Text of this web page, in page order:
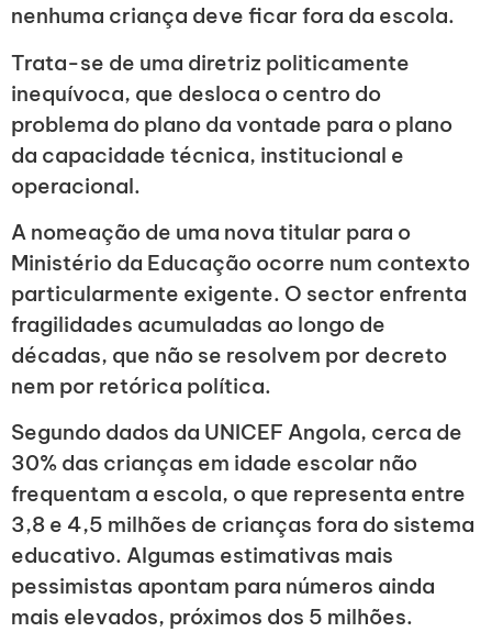
nenhuma criança deve ficar fora da escola.
Trata-se de uma diretriz politicamente
inequívoca, que desloca o centro do
problema do plano da vontade para o plano
da capacidade técnica, institucional e
operacional.
A nomeação de uma nova titular para o
Ministério da Educação ocorre num contexto
particularmente exigente. O sector enfrenta
fragilidades acumuladas ao longo de
décadas, que não se resolvem por decreto
nem por retórica política.
Segundo dados da UNICEF Angola, cerca de
30% das crianças em idade escolar não
frequentam a escola, o que representa entre
3,8 e 4,5 milhões de crianças fora do sistema
educativo. Algumas estimativas mais
pessimistas apontam para números ainda
mais elevados, próximos dos 5 milhões.